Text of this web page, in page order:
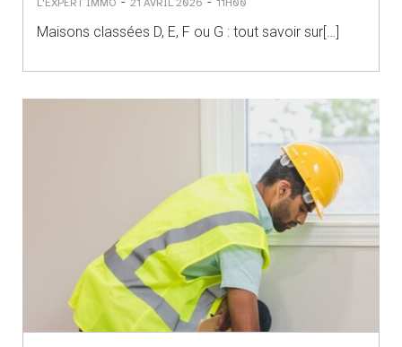
Maisons classées D, E, F ou G : tout savoir sur[…]